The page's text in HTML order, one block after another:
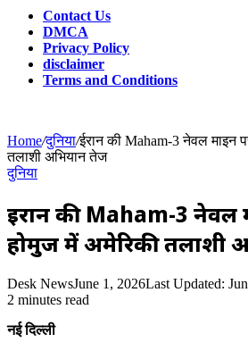
Contact Us
DMCA
Privacy Policy
disclaimer
Terms and Conditions
Home/दुनिया/ईरान की Maham-3 नेवल माइन
तलाशी अभियान तेज
दुनिया
ईरान की Maham-3 नेवल
होर्मुज में अमेरिकी तलाशी
Desk NewsJune 1, 2026Last Updated:
2 minutes read
नई दिल्ली